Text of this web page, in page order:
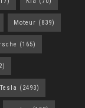
Moteur (839)
(165)
Tesla (2493)